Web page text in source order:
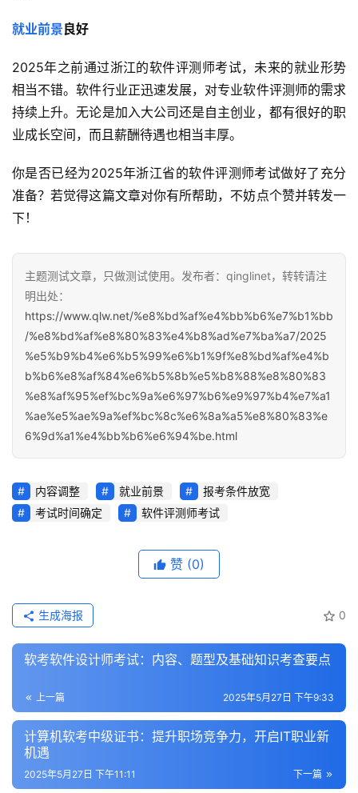
就业前景良好
2025年之前通过浙江的软件评测师考试，未来的就业形势
相当不错。软件行业正迅速发展，对专业软件评测师的需求
持续上升。无论是加入大公司还是自主创业，都有很好的职
业成长空间，而且薪酬待遇也相当丰厚。
你是否已经为2025年浙江省的软件评测师考试做好了充分
准备？若觉得这篇文章对你有所帮助，不妨点个赞并转发一
下！
主题测试文章，只做测试使用。发布者：qinglinet，转转请注
明出处：
https://www.qlw.net/%e8%bd%af%e4%bb%b6%e7%b1%bb
/%e8%bd%af%e8%80%83%e4%b8%ad%e7%ba%a7/2025
%e5%b9%b4%e6%b5%99%e6%b1%9f%e8%bd%af%e4%b
b%b6%e8%af%84%e6%b5%8b%e5%b8%88%e8%80%83
%e8%af%95%ef%bc%9a%e6%97%b6%e9%97%b4%e7%a1
%ae%e5%ae%9a%ef%bc%8c%e6%8a%a5%e8%80%83%e
6%9d%a1%e4%bb%b6%e6%94%be.html
内容调整 就业前景
报考条件放宽
考试时间确定
软件评测师考试
赞 (0)
0
生成海报
软考软件设计师考试：内容、题型及基础知识考查要点
上一篇 2025年5月27日 下午9:33
计算机软考中级证书：提升职场竞争力，开启IT职业新
机遇
下一篇
2025年5月27日 下午11:11